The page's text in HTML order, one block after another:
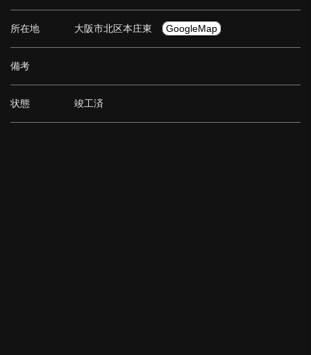
所在地 大阪市北区本庄東 GoogleMap
備考
状態 竣工済